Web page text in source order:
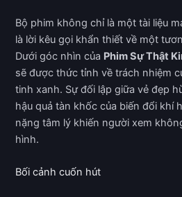
Bộ phim không chỉ là một tài liệu
là lời kêu gọi khẩn thiết về một
Dưới góc nhìn của Phim Sự Thật
sẽ được thức tỉnh về trách nhiệm
tinh xanh. Sự đối lập giữa vẻ đẹp
hậu quả tàn khốc của biến đổi khí
nặng tâm lý khiến người xem
hình.
Bối cảnh cuốn hút